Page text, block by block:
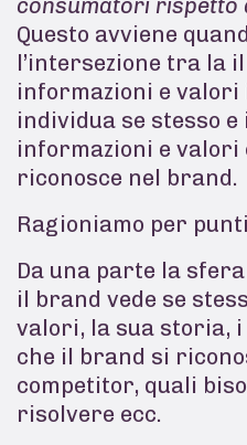
Questo avviene
l’intersezione tra la
informazioni e valori
individua se stesso
informazioni e valori
riconosce nel brand.
Ragioniamo per
Da una parte la
il brand vede se
valori, la sua storia,
che il brand si
competitor, quali
risolvere ecc.